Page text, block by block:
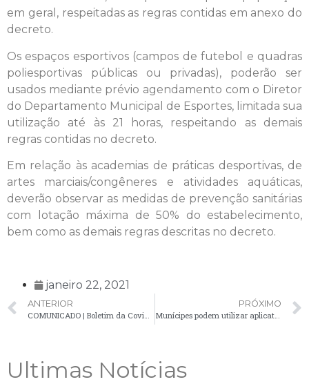
em geral, respeitadas as regras contidas em anexo do
decreto.
Os espaços esportivos (campos de futebol e quadras
poliesportivas públicas ou privadas), poderão ser
usados mediante prévio agendamento com o Diretor
do Departamento Municipal de Esportes, limitada sua
utilização até às 21 horas, respeitando as demais
regras contidas no decreto.
Em relação às academias de práticas desportivas, de
artes marciais/congêneres e atividades aquáticas,
deverão observar as medidas de prevenção sanitárias
com lotação máxima de 50% do estabelecimento,
bem como as demais regras descritas no decreto.
janeiro 22, 2021
ANTERIOR
PRÓXIMO
Munícipes podem utilizar aplicativo para solicitar serviços de manutenção na iluminação pública
Ultimas Notícias